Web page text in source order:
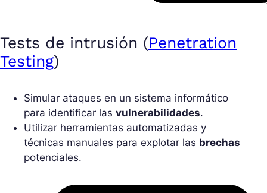
Tests de intrusión (Penetration
Testing)
Simular ataques en un sistema informático
para identificar las vulnerabilidades.
Utilizar herramientas automatizadas y
técnicas manuales para explotar las brechas
potenciales.